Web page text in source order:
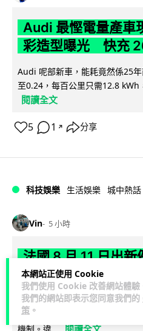
本網站正使用 Cookie
我們使用 Cookie 改善網站體驗
我們的網站即表示您同意我們的
策 。
Audi 最慳電量產
彩造型曝光 快充
Audi 呢部新車，能耗竟然係25
至0.24，每百公里只需12.8
閱讀全文
5 1 ↗ 分享
科技娛樂 生活娛樂 城中熱話
Vin 5 小時
法國 8 月 11 日出新
Cold Call 違規企業
法國將於 8 月 11 日起實施新例
致電推銷，由「opt-out」拒接